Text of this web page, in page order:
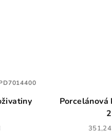
Porcelánová
351,24